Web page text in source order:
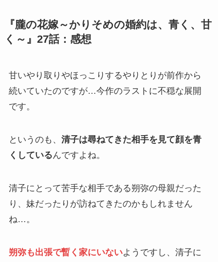
『朧の花嫁～かりそめの婚約は、青く、甘
く～』27話：感想
甘いやり取りやほっこりするやりとりが前作から
続いていたのですが…今作のラストに不穏な展開
です。
というのも、 清子は尋ねてきた相手を見て顔を青
くしているんですよね。
清子にとって苦手な相手である朔弥の母親だった
り、妹だったりが訪ねてきたのかもしれません
ね…。
朔弥も出張で暫く家にいないようですし、清子に